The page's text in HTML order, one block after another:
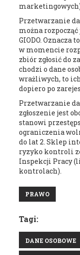
Przetwarzanie
można rozpocząć
GIODO. Oznacza
w momencie
zbiór zgłosić do
chodzi o dane
wrażliwych, to
dopiero po
Przetwarzanie
zgłoszenie jest
stanowi
ograniczenia
do lat 2. Sklep
ryzyko kontroli
Inspekcji Pracy
kontrolach).
PRAWO
Tagi:
DANE OSOBOWE